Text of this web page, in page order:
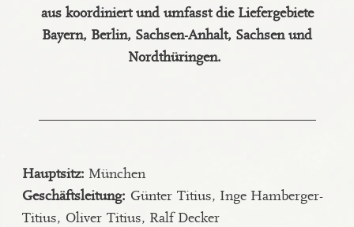
aus koordiniert und umfasst die Liefergebiete
Bayern, Berlin, Sachsen-Anhalt, Sachsen und
Nordthüringen.
Hauptsitz: München
Geschäftsleitung: Günter Titius, Inge Hamberger-
Titius, Oliver Titius, Ralf Decker